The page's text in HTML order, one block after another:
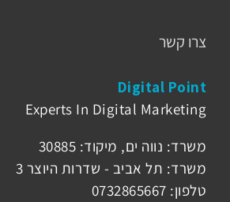
צרו קשר
Digital Point
Experts In Digital Marketing
משרד: נווה ים, מיקוד: 30885
משרד: תל אביב - שדרות היוצר 3
טלפון: 0732865667